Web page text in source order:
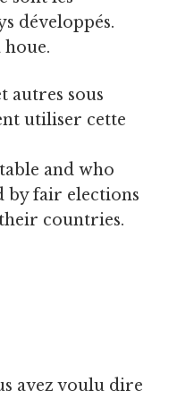
développés.
houe.
utiliser cette
and who
by fair elections
countries.
avez voulu dire